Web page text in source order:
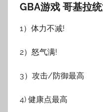
GBA游戏 哥基拉
1）体力不减!
2）怒气满!
3）攻击/防御最高
4) 健康点最高